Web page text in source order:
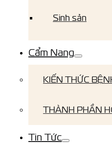
Sinh sản
Cẩm Nang
KIẾN THỨC
THÀNH PHẦN
Tin Tức